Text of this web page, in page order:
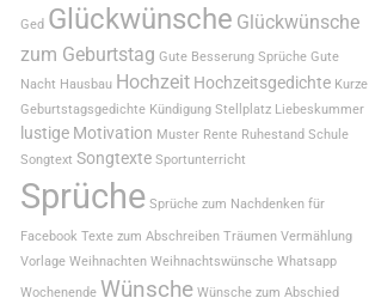
Ged Glückwünsche Glückwünsche
zum Geburtstag Gute Besserung Sprüche Gute
Nacht Hausbau Hochzeit Hochzeitsgedichte Kurze
Geburtstagsgedichte Kündigung Stellplatz Liebeskummer
lustige Motivation Muster Rente Ruhestand Schule
Songtext Songtexte Sportunterricht
Sprüche Sprüche zum Nachdenken für
Facebook Texte zum Abschreiben Träumen Vermählung
Vorlage Weihnachten Weihnachtswünsche Whatsapp
Wochenende Wünsche Wünsche zum Abschied